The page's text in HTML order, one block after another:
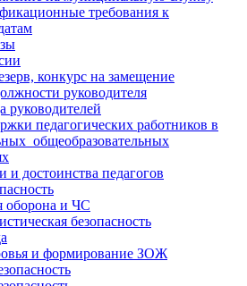
требования к
конкурс на замещение
руководителя
руководителей
педагогических работников в
общеобразовательных
и достоинства педагогов
оборона и ЧС
безопасность
и формирование ЗОЖ